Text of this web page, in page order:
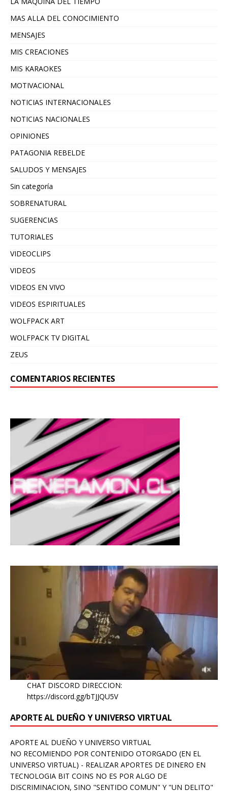
MAS ALLA DEL CONOCIMIENTO
MENSAJES
MIS CREACIONES
MIS KARAOKES
MOTIVACIONAL
NOTICIAS INTERNACIONALES
NOTICIAS NACIONALES
OPINIONES
PATAGONIA REBELDE
SALUDOS Y MENSAJES
Sin categoría
SOBRENATURAL
SUGERENCIAS
TUTORIALES
VIDEOCLIPS
VIDEOS
VIDEOS EN VIVO
VIDEOS ESPIRITUALES
WOLFPACK ART
WOLFPACK TV DIGITAL
ZEUS
COMENTARIOS RECIENTES
CHAT DISCORD DIRECCION:
https://discord.gg/bTJJQU5V
APORTE AL DUEÑO Y UNIVERSO VIRTUAL
APORTE AL DUEÑO Y UNIVERSO VIRTUAL
NO RECOMIENDO POR CONTENIDO OTORGADO (EN EL
UNIVERSO VIRTUAL) - REALIZAR APORTES DE DINERO EN
TECNOLOGIA BIT COINS NO ES POR ALGO DE
DISCRIMINACION, SINO "SENTIDO COMUN" Y "UN DELITO"